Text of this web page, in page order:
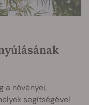
a növényei,
segítségével